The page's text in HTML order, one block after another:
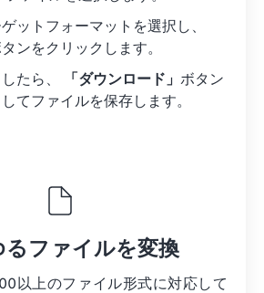
ットフォーマットを選択し、
ンをクリックします。
たら、
「ダウンロード」 ボタン
てファイルを保存します。
るファイルを変換
以上のファイル形式に対応して